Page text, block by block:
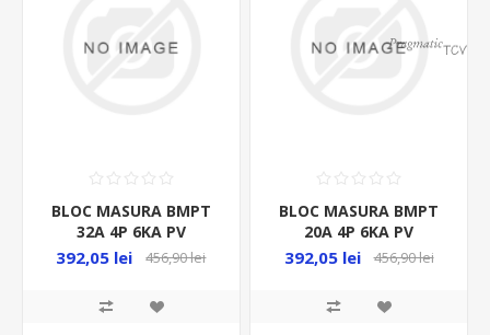
BLOC MASURA BMPT
32A 4P 6KA PV
POLICARBONAT PT
392,05 lei 456,90 lei
BLOC MASURA BMPT
20A 4P 6KA PV
POLICARBONAT PT
392,05 lei 456,90 lei